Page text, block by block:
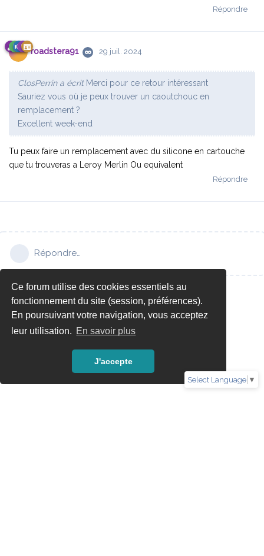
Ce forum utilise des cookies essentiels au
fonctionnement du site (session, préférences).
En poursuivant votre navigation, vous acceptez
leur utilisation. En savoir plus
J'accepte
Select Language ▼
Répondre
roadstera91 29 juil. 2024
ClosPerrin a écritMerci pour ce retour intéressant
Sauriez vous où je peux trouver un caoutchouc en
remplacement ?
Excellent week-end
Tu peux faire un remplacement avec du silicone en cartouche
que tu trouveras a Leroy Merlin Ou equivalent
Répondre
Répondre…